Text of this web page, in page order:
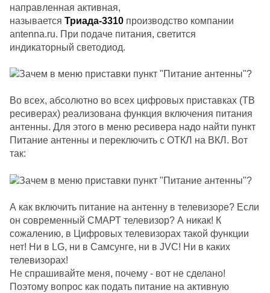
направленная активная,
называется Триада-3310 производство компании
antenna.ru. При подаче питания, светится
индикаторный светодиод.
Во всех, абсолютно во всех цифровых приставках (ТВ
ресиверах) реализована функция включения питания
антенны. Для этого в меню ресивера надо найти пункт
Питание антенны и переключить с ОТКЛ на ВКЛ. Вот
так:
А как включить питание на антенну в телевизоре? Если
он современный СМАРТ телевизор? А никак! К
сожалению, в Цифровых телевизорах такой функции
нет! Ни в LG, ни в Самсунге, ни в JVC! Ни в каких
телевизорах!
Не спрашивайте меня, почему - вот не сделано!
Поэтому вопрос как подать питание на активную